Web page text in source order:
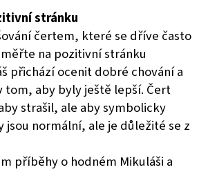
stránku
čertem, které se dříve často
na pozitivní stránku
přichází ocenit dobré chování a
aby byly ještě lepší. Čert
strašil, ale aby symbolicky
jsou normální, ale je důležité se z
příběhy o hodném Mikuláši a